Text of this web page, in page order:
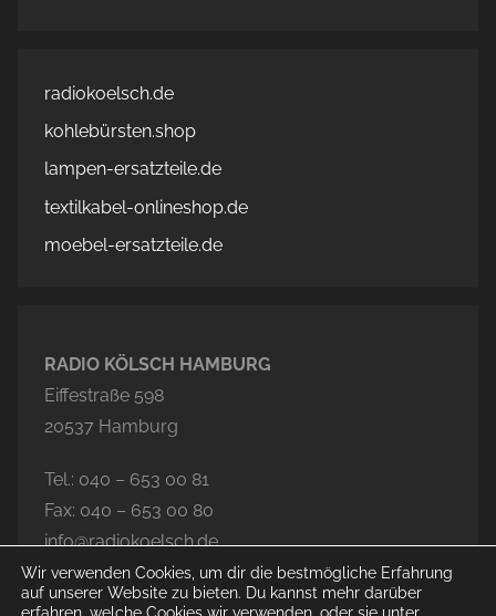
radiokoelsch.de
kohlebürsten.shop
lampen-ersatzteile.de
textilkabel-onlineshop.de
moebel-ersatzteile.de
RADIO KÖLSCH HAMBURG
Eiffestraße 598
20537 Hamburg
Tel.: 040 – 653 00 81
Fax: 040 – 653 00 80
info@radiokoelsch.de
Wir verwenden Cookies, um dir die bestmögliche Erfahrung
auf unserer Website zu bieten. Du kannst mehr darüber